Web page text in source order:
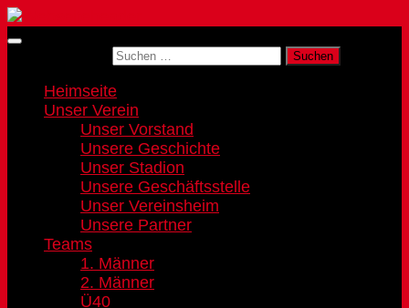
Heimseite
Unser Verein
Unser Vorstand
Unsere Geschichte
Unser Stadion
Unsere Geschäftsstelle
Unser Vereinsheim
Unsere Partner
Teams
1. Männer
2. Männer
Ü40